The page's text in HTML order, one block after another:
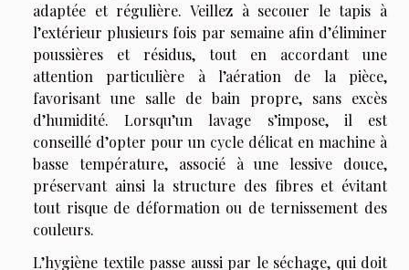
adaptée et régulière. Veillez à secouer le tapis à
l’extérieur plusieurs fois par semaine afin d’éliminer
poussières et résidus, tout en accordant une
attention particulière à l’aération de la pièce,
favorisant une salle de bain propre, sans excès
d’humidité. Lorsqu’un lavage s’impose, il est
conseillé d’opter pour un cycle délicat en machine à
basse température, associé à une lessive douce,
préservant ainsi la structure des fibres et évitant
tout risque de déformation ou de ternissement des
couleurs.
L’hygiène textile passe aussi par le séchage, qui doit